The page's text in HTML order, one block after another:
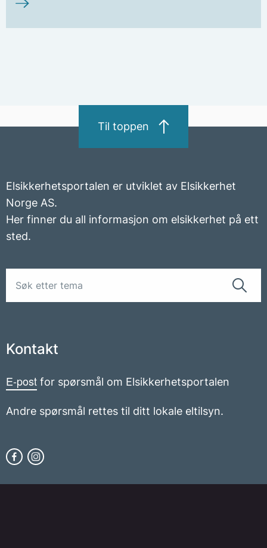
Til toppen
Elsikkerhetsportalen er utviklet av Elsikkerhet
Norge AS.
Her finner du all informasjon om elsikkerhet på ett
sted.
Kontakt
E-post for spørsmål om Elsikkerhetsportalen
Andre spørsmål rettes til ditt lokale eltilsyn.